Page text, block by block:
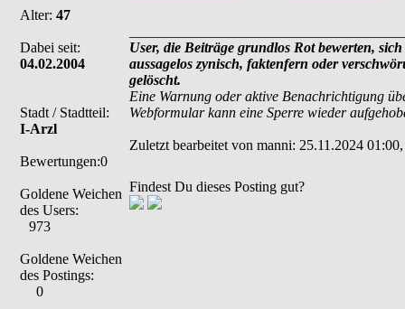
Alter: 47
Dabei seit:
04.02.2004
Stadt / Stadtteil:
I-Arzl
Bewertungen:0
Goldene Weichen
des Users:
973
Goldene Weichen
des Postings:
0
User, die Beiträge grundlos Rot bewerten,
aussagelos zynisch, faktenfern oder
gelöscht.
Eine Warnung oder aktive Benachrichtigung
Webformular kann eine Sperre wieder
Zuletzt bearbeitet von manni: 25.11.2024
Findest Du dieses Posting gut?